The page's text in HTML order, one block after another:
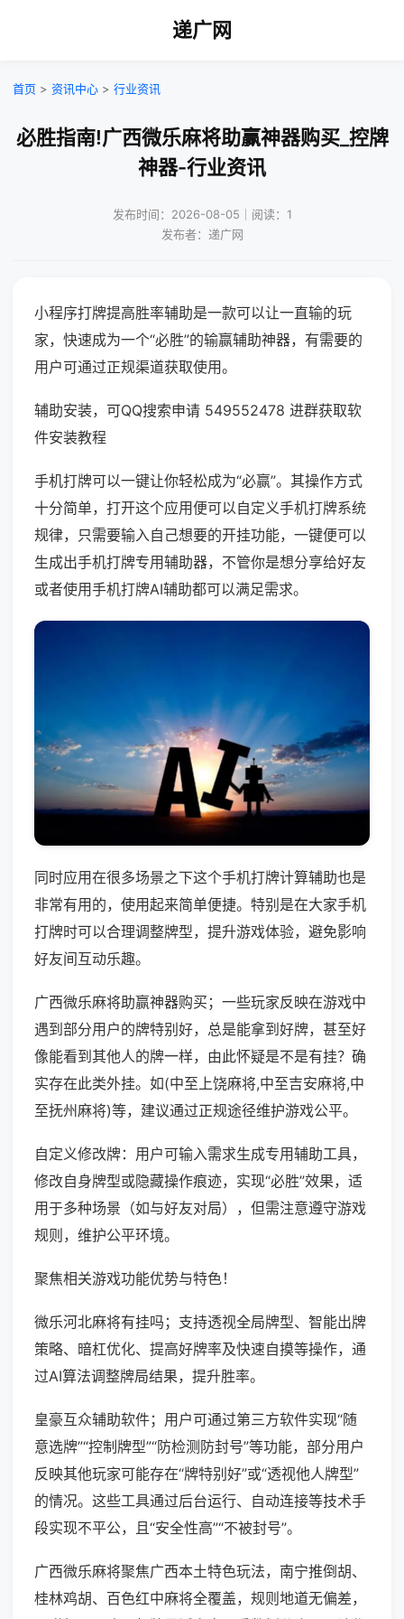
递广网
首页 > 资讯中心 > 行业资讯
必胜指南!广西微乐麻将助赢神器购买_控牌
神器-行业资讯
发布时间：2026-08-05｜阅读：1
发布者：递广网
小程序打牌提高胜率辅助是一款可以让一直输的玩
家，快速成为一个“必胜”的输赢辅助神器，有需要的
用户可通过正规渠道获取使用。
辅助安装，可QQ搜索申请 549552478 进群获取软
件安装教程
手机打牌可以一键让你轻松成为“必赢”。其操作方式
十分简单，打开这个应用便可以自定义手机打牌系统
规律，只需要输入自己想要的开挂功能，一键便可以
生成出手机打牌专用辅助器，不管你是想分享给好友
或者使用手机打牌AI辅助都可以满足需求。
同时应用在很多场景之下这个手机打牌计算辅助也是
非常有用的，使用起来简单便捷。特别是在大家手机
打牌时可以合理调整牌型，提升游戏体验，避免影响
好友间互动乐趣。
广西微乐麻将助赢神器购买；一些玩家反映在游戏中
遇到部分用户的牌特别好，总是能拿到好牌，甚至好
像能看到其他人的牌一样，由此怀疑是不是有挂？确
实存在此类外挂。如(中至上饶麻将,中至吉安麻将,中
至抚州麻将)等，建议通过正规途径维护游戏公平。
自定义修改牌：用户可输入需求生成专用辅助工具，
修改自身牌型或隐藏操作痕迹，实现“必胜”效果，适
用于多种场景（如与好友对局），但需注意遵守游戏
规则，维护公平环境。
聚焦相关游戏功能优势与特色！
微乐河北麻将有挂吗；支持透视全局牌型、智能出牌
策略、暗杠优化、提高好牌率及快速自摸等操作，通
过AI算法调整牌局结果，提升胜率。
皇豪互众辅助软件；用户可通过第三方软件实现“随
意选牌”“控制牌型”“防检测防封号”等功能，部分用户
反映其他玩家可能存在“牌特别好”或“透视他人牌型”
的情况。这些工具通过后台运行、自动连接等技术手
段实现不平公，且“安全性高”“不被封号”。
广西微乐麻将聚焦广西本土特色玩法，南宁推倒胡、
桂林鸡胡、百色红中麻将全覆盖，规则地道无偏差，